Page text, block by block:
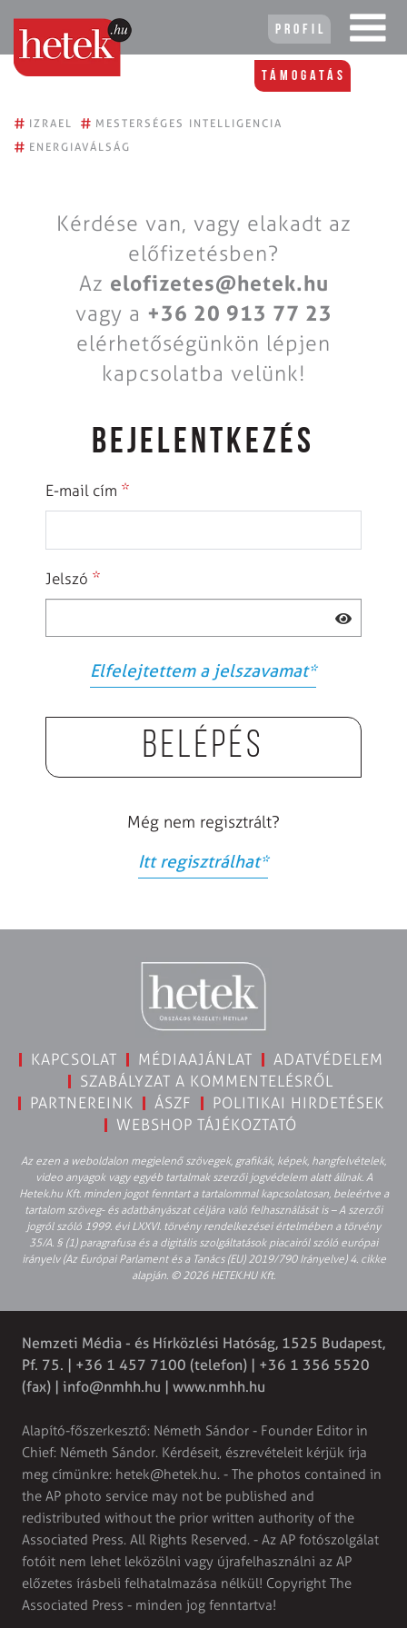
Profil
Támogatás
# IZRAEL # MESTERSÉGES INTELLIGENCIA
# ENERGIAVÁLSÁG
Kérdése van, vagy elakadt az
előfizetésben?
Az elofizetes@hetek.hu
vagy a +36 20 913 77 23
elérhetőségünkön lépjen
kapcsolatba velünk!
BEJELENTKEZÉS
E-mail cím *
Jelszó *
Elfelejtettem a jelszavamat*
Belépés
Még nem regisztrált?
Itt regisztrálhat*
KAPCSOLAT MÉDIAAJÁNLAT
ADATVÉDELEM
SZABÁLYZAT A KOMMENTELÉSRŐL
PARTNEREINK
ÁSZF
POLITIKAI HIRDETÉSEK
WEBSHOP TÁJÉKOZTATÓ
Az ezen a weboldalon megjelenő szövegek, grafikák, képek, hangfelvételek,
video anyagok vagy egyéb tartalmak szerzői jogvédelem alatt állnak. A
Hetek.hu Kft. minden jogot fenntart a tartalommal kapcsolatosan, beleértve a
tartalom szöveg- és adatbányászat céljára való felhasználását is – A szerzői
jogról szóló 1999. évi LXXVI. törvény rendelkezései értelmében a törvény
35/A. § (1) paragrafusa és a digitális szolgáltatások piacairól szóló európai
irányelv (Az Európai Parlament és a Tanács (EU) 2019/790 Irányelve) 4. cikke
alapján. © 2026 HETEK.HU Kft.
Nemzeti Média - és Hírközlési Hatóság, 1525 Budapest,
Pf. 75. | +36 1 457 7100 (telefon) | +36 1 356 5520
(fax) | info@nmhh.hu | www.nmhh.hu
Alapító-főszerkesztő: Németh Sándor - Founder Editor in
Chief: Németh Sándor. Kérdéseit, észrevételeit kérjük írja
meg címünkre: hetek@hetek.hu. - The photos contained in
the AP photo service may not be published and
redistributed without the prior written authority of the
Associated Press. All Rights Reserved. - Az AP fotószolgálat
fotóit nem lehet leközölni vagy újrafelhasználni az AP
előzetes írásbeli felhatalmazása nélkül! Copyright The
Associated Press - minden jog fenntartva!